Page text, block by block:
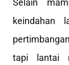
Selain
keindahan
tapi lantai